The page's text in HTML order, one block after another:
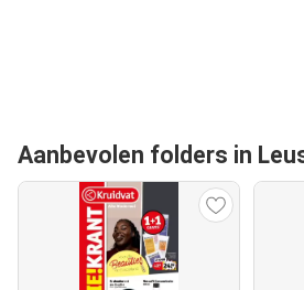
Aanbevolen folders in